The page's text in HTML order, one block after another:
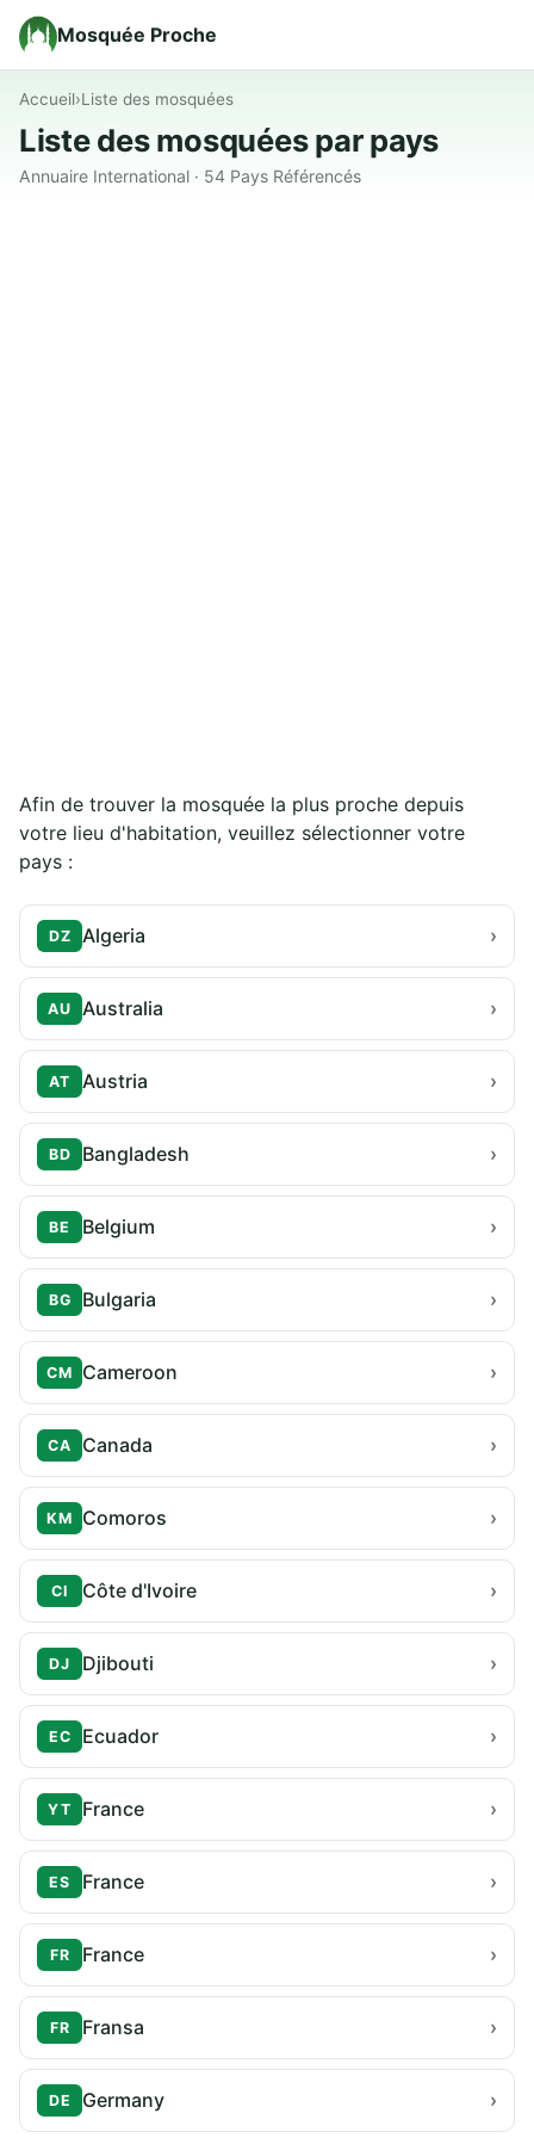
Mosquée Proche
Accueil›Liste des mosquées
Liste des mosquées par pays
Annuaire International · 54 Pays Référencés
Afin de trouver la mosquée la plus proche depuis
votre lieu d'habitation, veuillez sélectionner votre
pays :
DZ Algeria ›
AU Australia ›
AT Austria ›
BD Bangladesh ›
BE Belgium ›
BG Bulgaria ›
CM Cameroon ›
CA Canada ›
KM Comoros ›
CI Côte d'Ivoire ›
DJ Djibouti ›
EC Ecuador ›
YT France ›
ES France ›
FR France ›
FR Fransa ›
DE Germany ›